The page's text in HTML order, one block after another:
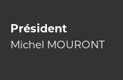
Président
Michel MOURONT